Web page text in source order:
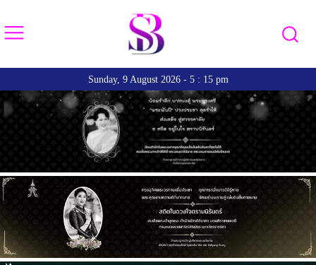
Sunday, 9 August 2026 - 5 : 15 pm